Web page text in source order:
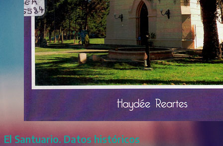
El Santuario. Datos históricos